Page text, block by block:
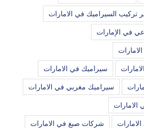
تركيب السيراميك في الامارات
في الإمارات
سيراميك في الامارات
سيراميك مغربي في الامارات
شركات صبغ في الامارات